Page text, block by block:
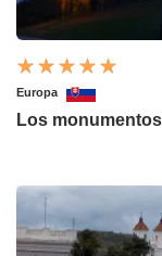
Europa
Los